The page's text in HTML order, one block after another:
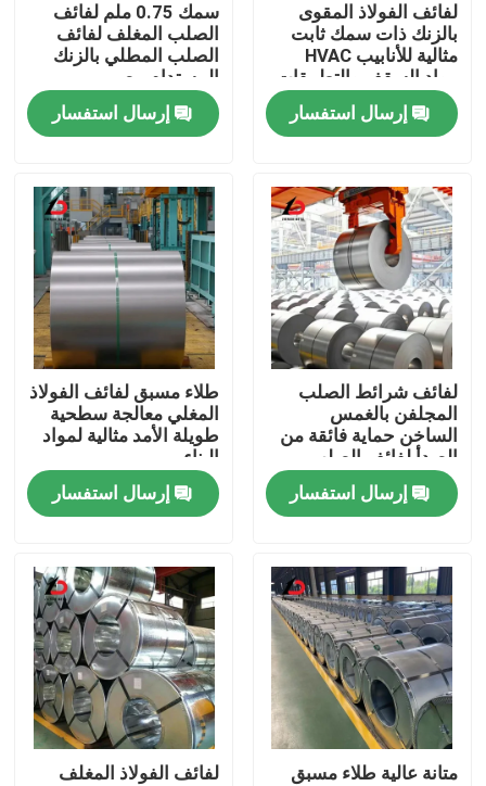
المنتجات
فيديوهات
حولنا
جولة في المصنع
مراقبة الجودة
أخبار
القضايا
اطلب اقتباس
لفائف الفولاذ المغلف
لفائف الفولاذ المقوى
بالزنك ذات سمك ثابت
مثالية للأنابيب HVAC
مواد السقف والتطبيقات
الصناعية
إرسال استفسار
سمك 0.75 ملم لفائف
الصلب المغلف لفائف
الصلب المطلي بالزنك
المستدام مصمم
للمعدات الصناعية
والزراعيةإرسال استفسار
لفائف شرائط الصلب
المجلفن بالغمس
الساخن حماية فائقة من
الصدأ لفائف الصلب
المطلية بالزنك للبناء
والتصنيعإرسال استفسار
طلاء مسبق لفائف الفولاذ
المغلي معالجة سطحية
طويلة الأمد مثالية لمواد
البناء
إرسال استفسار
متانة عالية طلاء مسبق
لفائف الفولاذ المغلف